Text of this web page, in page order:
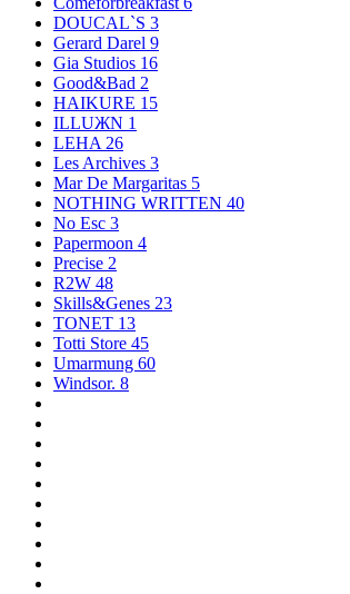
DOUCAL`S 3
Gerard Darel 9
Gia Studios 16
Good&Bad 2
HAIKURE 15
ILLUЖN 1
LEHA 26
Les Archives 3
Mar De Margaritas 5
NOTHING WRITTEN 40
No Esc 3
Papermoon 4
Precise 2
R2W 48
Skills&Genes 23
TONET 13
Totti Store 45
Umarmung 60
Windsor. 8